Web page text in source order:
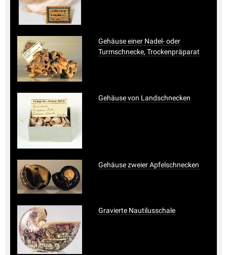
Gehäuse einer Nadel- oder
Turmschnecke, Trockenpräparat
Gehäuse von Landschnecken
Gehäuse zweier Apfelschnecken
Gravierte Nautilusschale